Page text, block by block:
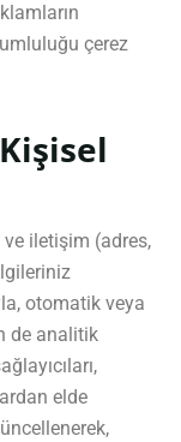
çerez
iletişim (adres,
otomatik veya
de analitik
elde